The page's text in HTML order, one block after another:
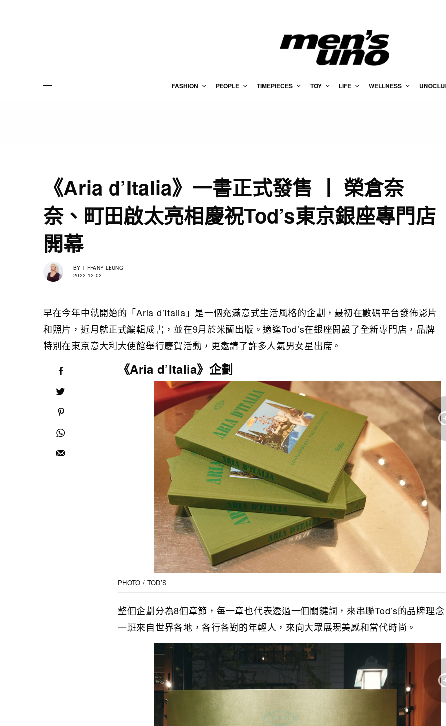
FASHION PEOPLE TIMEPIECES TOY LIFE WELLNESS
《Aria d’Italia》一書正式發售 丨 榮倉奈
奈、町田啟太亮相慶祝Tod’s東京銀座專門店
開幕
BY TIFFANY LEUNG
2022-12-02
早在今年中就開始的「Aria d’Italia」是一個充滿意式生活風格的企劃，最初在數碼平台發佈影片
和照片，近月就正式編輯成書，並在9月於米蘭出版。適逢Tod’s在銀座開設了全新專門店，品牌
特別在東京意大利大使館舉行慶賀活動，更邀請了許多人氣男女星出席。
《Aria d’Italia》企劃
PHOTO / TOD’S
整個企劃分為8個章節，每一章也代表透過一個關鍵詞，來串聯Tod’s的品牌理
一班來自世界各地，各行各對的年輕人，來向大眾展現美感和當代時尚。